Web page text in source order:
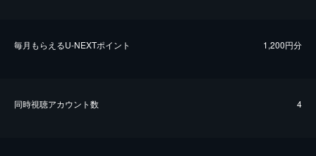
毎⽉もらえるU-NEXTポイント 1,200円分
同時視聴アカウント数 4